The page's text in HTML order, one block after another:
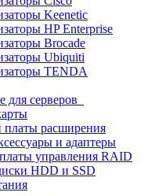
Keenetic
HP Enterprise
Brocade
Ubiquiti
TENDA
серверов
платы расширения
и адаптеры
управления RAID
HDD и SSD